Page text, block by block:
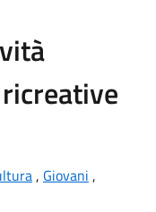
, Giovani ,